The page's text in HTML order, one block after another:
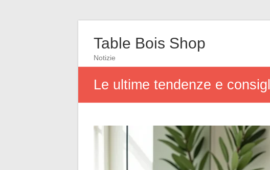
Table Bois Shop
Notizie
Le ultime tendenze e